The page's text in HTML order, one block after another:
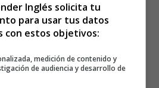
01. Accordion
en Inglés -
Relámpago
Inglés solicita tu
para usar tus datos
con estos objetivos:
medición de contenido y
de audiencia y desarrollo de